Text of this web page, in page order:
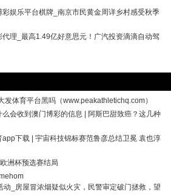
娱乐平台棋牌_南京市民黄金周详乡村感受秋季
理_最高1.49亿好意思元！广汽投资滴滴自动驾
体育平台黑吗（www.peakathletichq.com）
会收到澳门博彩的信息 | 阿斯巴甜致癌？这几种
下载 | 宇宙科技锦标赛范鲁彦总结卫冕 袁也淳
洲杯预选赛结局
_房屋冒浓烟疑似火灾，民警审定破门拯救，望